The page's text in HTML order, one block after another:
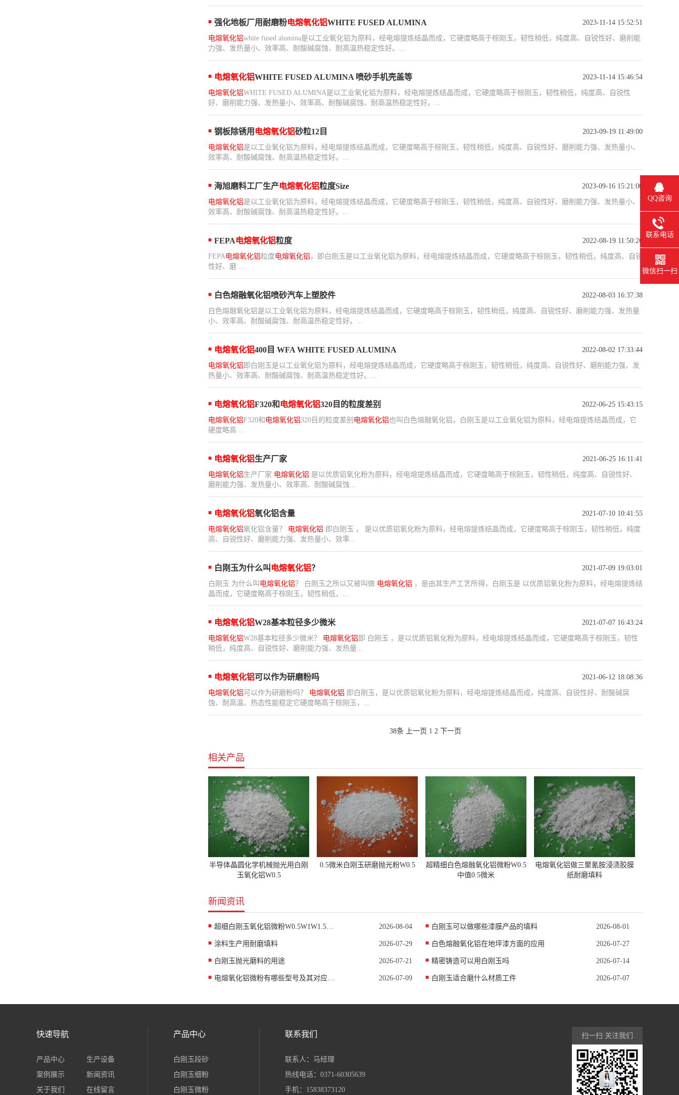
强化地板厂用耐磨粉电熔氧化铝WHITE FUSED ALUMINA 2023-11-14 15:52:51
电熔氧化铝white fused alumina是以工业氧化铝为原料，经电熔提炼结晶而成，它硬度略高于棕刚玉，韧性稍低，纯度高、自锐性好、磨削能
力强、发热量小、效率高、耐酸碱腐蚀、耐高温热稳定性好。...
电熔氧化铝WHITE FUSED ALUMINA 喷砂手机壳盖等 2023-11-14 15:46:54
电熔氧化铝WHITE FUSED ALUMINA是以工业氧化铝为原料，经电熔提炼结晶而成，它硬度略高于棕刚玉，韧性稍低，纯度高、自锐性
好、磨削能力强、发热量小、效率高、耐酸碱腐蚀、耐高温热稳定性好。...
钢板除锈用 电熔氧化铝砂粒12目 2023-09-19 11:49:00
电熔氧化铝是以工业氧化铝为原料，经电熔提炼结晶而成，它硬度略高于棕刚玉，韧性稍低，纯度高、自锐性好、磨削能力强、发热量小、
效率高、耐酸碱腐蚀、耐高温热稳定性好。...
海旭磨料工厂生产电熔氧化铝粒度Size 2023-09-16 15:21:00
电熔氧化铝是以工业氧化铝为原料，经电熔提炼结晶而成，它硬度略高于棕刚玉，韧性稍低，纯度高、自锐性好、磨削能力强、发热量小、
效率高、耐酸碱腐蚀、耐高温热稳定性好。...
FEPA电熔氧化铝粒度 2022-08-19 11:50:26
FEPA电熔氧化铝粒度电熔氧化铝 ，即白刚玉是以工业氧化铝为原料，经电熔提炼结晶而成，它硬度略高于棕刚玉，韧性稍低，纯度高、自锐
性好、磨 ...
白色熔融氧化铝喷砂汽车上塑胶件 2022-08-03 16:37:38
白色熔融氧化铝是以工业氧化铝为原料，经电熔提炼结晶而成，它硬度略高于棕刚玉，韧性稍低，纯度高、自锐性好、磨削能力强、发热量
小、效率高、耐酸碱腐蚀、耐高温热稳定性好。...
电熔氧化铝400目 WFA WHITE FUSED ALUMINA 2022-08-02 17:33:44
电熔氧化铝 即白刚玉是以工业氧化铝为原料，经电熔提炼结晶而成，它硬度略高于棕刚玉，韧性稍低，纯度高、自锐性好、磨削能力强、发
热量小、效率高、耐酸碱腐蚀、耐高温热稳定性好。...
电熔氧化铝F320和 电熔氧化铝320目的粒度差别 2022-06-25 15:43:15
电熔氧化铝F320和 电熔氧化铝320目的粒度差别 电熔氧化铝也叫白色熔融氧化铝，白刚玉是以工业氧化铝为原料，经电熔提炼结晶而成，它
硬度略高 ...
电熔氧化铝生产厂家 2021-06-25 16:11:41
电熔氧化铝生产厂家 电熔氧化铝 是以优质铝氧化粉为原料，经电熔提炼结晶而成，它硬度略高于棕刚玉，韧性稍低，纯度高、自锐性好、
磨削能力强、发热量小、效率高、耐酸碱腐蚀...
电熔氧化铝氧化铝含量 2021-07-10 10:41:55
电熔氧化铝氧化铝含量？ 电熔氧化铝 即白刚玉 ， 是以优质铝氧化粉为原料，经电熔提炼结晶而成，它硬度略高于棕刚玉，韧性稍低，纯度
高、自锐性好、磨削能力强、发热量小、效率...
白刚玉为什么叫 电熔氧化铝？ 2021-07-09 19:03:01
白刚玉 为什么叫 电熔氧化铝？ 白刚玉之所以又被叫做 电熔氧化铝 ，是由其生产工艺所得，白刚玉是 以优质铝氧化粉为原料，经电熔提炼结
晶而成，它硬度略高于棕刚玉，韧性稍低，...
电熔氧化铝W28基本粒径多少微米 2021-07-07 16:43:24
电熔氧化铝W28基本粒径多少微米？ 电熔氧化铝 即 白刚玉 ，是以优质铝氧化粉为原料，经电熔提炼结晶而成，它硬度略高于棕刚玉，韧性
稍低，纯度高、自锐性好、磨削能力强、发热量...
电熔氧化铝可以作为研磨粉吗 2021-06-12 18:08:36
电熔氧化铝 可以作为研磨粉吗？ 电熔氧化铝 即白刚玉，是以优质铝氧化粉为原料，经电熔提炼结晶而成，纯度高、自锐性好、耐酸碱腐
蚀、耐高温、热态性能稳定它硬度略高于棕刚玉，...
38条 上一页 1 2 下一页
相关产品
半导体晶圆化学机械抛光用白刚
玉氧化铝W0.5
0.5微米白刚玉研磨抛光粉W0.5
超精细白色熔融氧化铝微粉W0.5
中值0.5微米
电熔氧化铝做三聚氰胺浸渍胶膜
纸耐磨填料
新闻资讯
超细白刚玉氧化铝微粉W0.5W1W1.5W2.5具体用途 2026-08-04 白刚玉可以做哪些漆膜产品的填料 2026-08-01
涂料生产用耐磨填料 2026-07-29 白色熔融氧化铝在地坪漆方面的应用 2026-07-27
白刚玉抛光磨料的用途 2026-07-21 精密铸造可以用白刚玉吗 2026-07-14
电熔氧化铝微粉有哪些型号及其对应中值D50 2026-07-09 白刚玉适合磨什么材质工件 2026-07-07
快速导航
产品中心
生产设备
案例展示
新闻资讯
关于我们
在线留言
产品中心
白刚玉段砂
白刚玉细粉
白刚玉微粉
联系我们
联系人：马经理
热线电话：0371-60305639
手机：15838373120
扫一扫 关注我们
QQ咨询
联系电话
微信扫一扫